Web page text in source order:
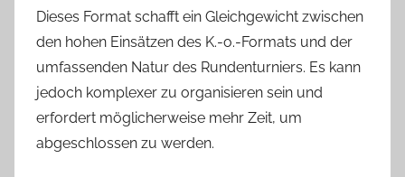
Dieses Format schafft ein Gleichgewicht zwischen
den hohen Einsätzen des K.-o.-Formats und der
umfassenden Natur des Rundenturniers. Es kann
jedoch komplexer zu organisieren sein und
erfordert möglicherweise mehr Zeit, um
abgeschlossen zu werden.